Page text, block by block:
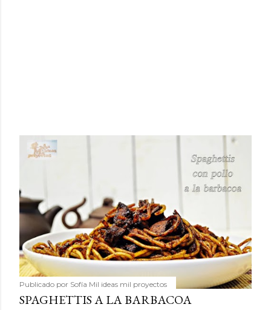
Publicado por Sofía Mil ideas mil proyectos
SPAGHETTIS A LA BARBACOA